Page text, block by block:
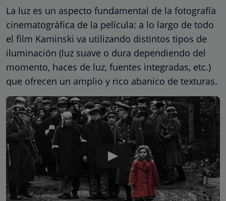
La luz es un aspecto fundamental de la fotografía
cinematográfica de la película: a lo largo de todo
el film Kaminski va utilizando distintos tipos de
iluminación (luz suave o dura dependiendo del
momento, haces de luz, fuentes integradas, etc.)
que ofrecen un amplio y rico abanico de texturas.